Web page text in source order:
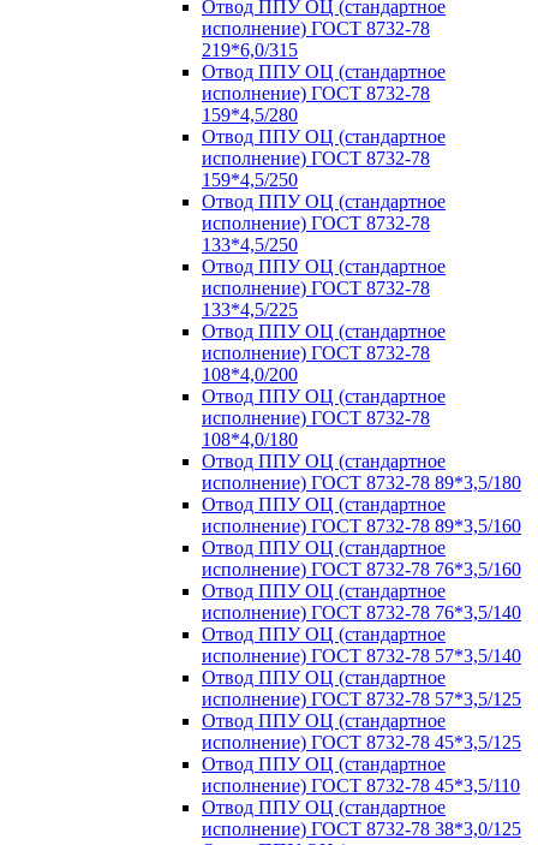
Отвод ППУ ОЦ (стандартное
исполнение) ГОСТ 8732-78
219*6,0/315
Отвод ППУ ОЦ (стандартное
исполнение) ГОСТ 8732-78
159*4,5/280
Отвод ППУ ОЦ (стандартное
исполнение) ГОСТ 8732-78
159*4,5/250
Отвод ППУ ОЦ (стандартное
исполнение) ГОСТ 8732-78
133*4,5/250
Отвод ППУ ОЦ (стандартное
исполнение) ГОСТ 8732-78
133*4,5/225
Отвод ППУ ОЦ (стандартное
исполнение) ГОСТ 8732-78
108*4,0/200
Отвод ППУ ОЦ (стандартное
исполнение) ГОСТ 8732-78
108*4,0/180
Отвод ППУ ОЦ (стандартное
исполнение) ГОСТ 8732-78 89*3,5/180
Отвод ППУ ОЦ (стандартное
исполнение) ГОСТ 8732-78 89*3,5/160
Отвод ППУ ОЦ (стандартное
исполнение) ГОСТ 8732-78 76*3,5/160
Отвод ППУ ОЦ (стандартное
исполнение) ГОСТ 8732-78 76*3,5/140
Отвод ППУ ОЦ (стандартное
исполнение) ГОСТ 8732-78 57*3,5/140
Отвод ППУ ОЦ (стандартное
исполнение) ГОСТ 8732-78 57*3,5/125
Отвод ППУ ОЦ (стандартное
исполнение) ГОСТ 8732-78 45*3,5/125
Отвод ППУ ОЦ (стандартное
исполнение) ГОСТ 8732-78 45*3,5/110
Отвод ППУ ОЦ (стандартное
исполнение) ГОСТ 8732-78 38*3,0/125